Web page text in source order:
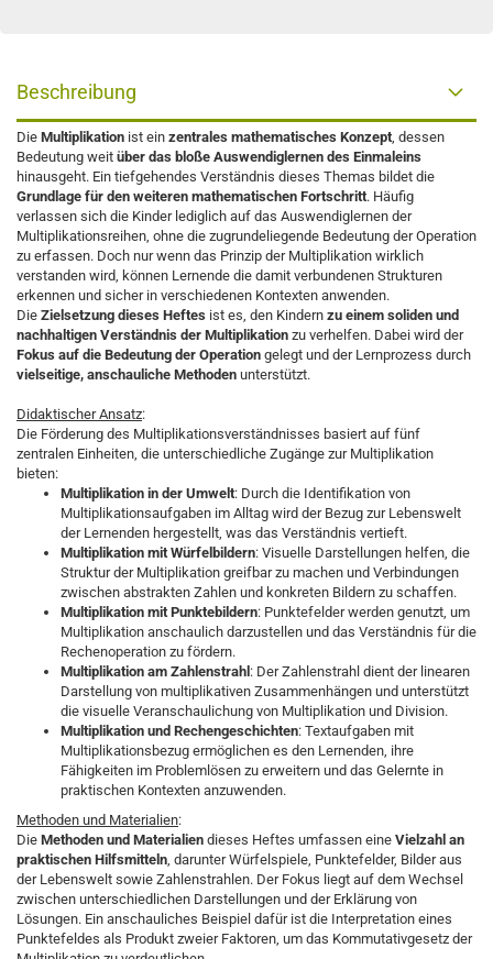
Beschreibung
Die Multiplikation ist ein zentrales mathematisches Konzept, dessen
Bedeutung weit über das bloße Auswendiglernen des Einmaleins
hinausgeht. Ein tiefgehendes Verständnis dieses Themas bildet die
Grundlage für den weiteren mathematischen Fortschritt. Häufig
verlassen sich die Kinder lediglich auf das Auswendiglernen der
Multiplikationsreihen, ohne die zugrundeliegende Bedeutung der Operation
zu erfassen. Doch nur wenn das Prinzip der Multiplikation wirklich
verstanden wird, können Lernende die damit verbundenen Strukturen
erkennen und sicher in verschiedenen Kontexten anwenden.
Die Zielsetzung dieses Heftes ist es, den Kindern zu einem soliden und
nachhaltigen Verständnis der Multiplikation zu verhelfen. Dabei wird der
Fokus auf die Bedeutung der Operation gelegt und der Lernprozess durch
vielseitige, anschauliche Methoden unterstützt.
Didaktischer Ansatz:
Die Förderung des Multiplikationsverständnisses basiert auf fünf
zentralen Einheiten, die unterschiedliche Zugänge zur Multiplikation
bieten:
Multiplikation in der Umwelt: Durch die Identifikation von
Multiplikationsaufgaben im Alltag wird der Bezug zur Lebenswelt
der Lernenden hergestellt, was das Verständnis vertieft.
Multiplikation mit Würfelbildern: Visuelle Darstellungen helfen, die
Struktur der Multiplikation greifbar zu machen und Verbindungen
zwischen abstrakten Zahlen und konkreten Bildern zu schaffen.
Multiplikation mit Punktebildern: Punktefelder werden genutzt, um
Multiplikation anschaulich darzustellen und das Verständnis für die
Rechenoperation zu fördern.
Multiplikation am Zahlenstrahl : Der Zahlenstrahl dient der linearen
Darstellung von multiplikativen Zusammenhängen und unterstützt
die visuelle Veranschaulichung von Multiplikation und Division.
Multiplikation und Rechengeschichten: Textaufgaben mit
Multiplikationsbezug ermöglichen es den Lernenden, ihre
Fähigkeiten im Problemlösen zu erweitern und das Gelernte in
praktischen Kontexten anzuwenden.
Methoden und Materialien:
Die Methoden und Materialien dieses Heftes umfassen eine Vielzahl an
praktischen Hilfsmitteln, darunter Würfelspiele, Punktefelder, Bilder aus
der Lebenswelt sowie Zahlenstrahlen. Der Fokus liegt auf dem Wechsel
zwischen unterschiedlichen Darstellungen und der Erklärung von
Lösungen. Ein anschauliches Beispiel dafür ist die Interpretation eines
Punktefeldes als Produkt zweier Faktoren, um das Kommutativgesetz der